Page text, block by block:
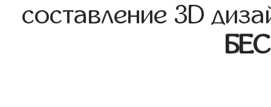
составление 3D